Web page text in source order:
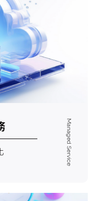
Managed Service